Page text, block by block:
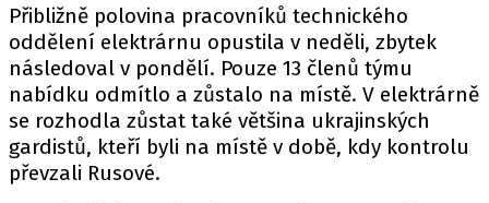
Přibližně polovina pracovníků technického
oddělení elektrárnu opustila v neděli, zbytek
následoval v pondělí. Pouze 13 členů týmu
nabídku odmítlo a zůstalo na místě. V elektrárně
se rozhodla zůstat také většina ukrajinských
gardistů, kteří byli na místě v době, kdy kontrolu
převzali Rusové.